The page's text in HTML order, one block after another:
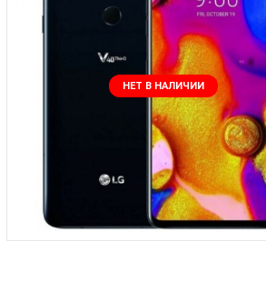
НЕТ В НАЛИЧИИ